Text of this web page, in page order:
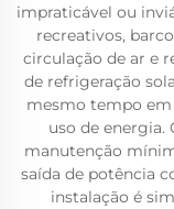
impraticável ou
recreativos,
circulação de ar e
de refrigeração
mesmo tempo
uso de energia.
manutenção
saída de potência
instalação é